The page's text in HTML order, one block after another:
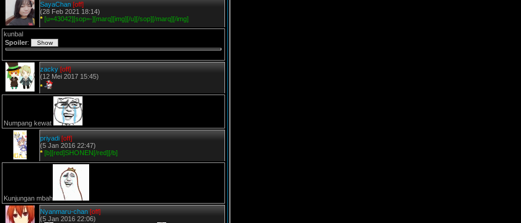
SayaChan [off]
(28 Feb 2021 18:14)
* [u=43042][sop=-][marq][img][/u][/sop][/marq][/img]
kunbal
Spoiler:
zacky [off]
(12 Mei 2017 15:45)
*
Numpang kewat
priyadi [off]
(5 Jan 2016 22:47)
* [b][red]SHONEN[/red][/b]
Kunjungan mbah
Nyanmaru-chan [off]
(5 Jan 2016 22:06)